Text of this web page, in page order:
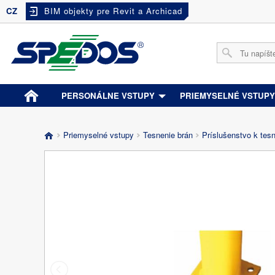
CZ BIM objekty pre Revit a Archicad
PERSONÁLNE VSTUPY PRIEMYSELNÉ
Priemyselné vstupy Tesnenie brán Príslušenstvo k